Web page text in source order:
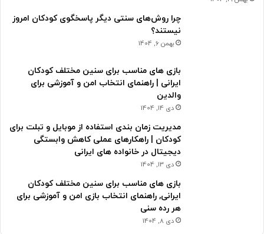
چرا روش‌های سنتی دیگر پاسخگوی کودکان امروز
نیستند؟
بهمن 6, 1404
بازی های مناسب برای سنین مختلف کودکان
ایرانی | راهنمای انتخاب امن و آموزشی برای
والدین
دی 14, 1404
مدیریت زمان بندی استفاده از موبایل و تبلت برای
کودکان | راهکارهای عملی کاهش وابستگی
دیجیتال در خانواده های ایرانی
دی 13, 1404
بازی های مناسب برای سنین مختلف کودکان
ایرانی, راهنمای انتخاب بازی امن و آموزشی برای
هر رده سنی
دی 8, 1404